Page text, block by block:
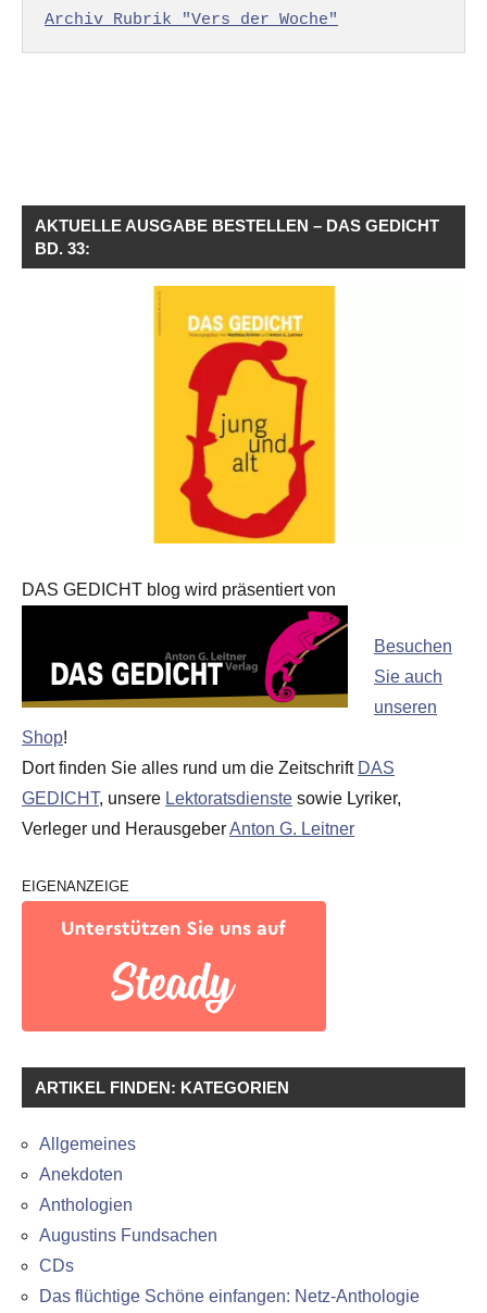
Archiv Rubrik "Vers der Woche"
AKTUELLE AUSGABE BESTELLEN – DAS GEDICHT
BD. 33:
DAS GEDICHT blog wird präsentiert von
Besuchen
Sie auch
unseren
Shop!
Dort finden Sie alles rund um die Zeitschrift DAS
GEDICHT, unsere Lektoratsdienste sowie Lyriker,
Verleger und HerausgeberAnton G. Leitner
EIGENANZEIGE
ARTIKEL FINDEN: KATEGORIEN
Allgemeines
Anekdoten
Anthologien
Augustins Fundsachen
CDs
Das flüchtige Schöne einfangen: Netz-Anthologie